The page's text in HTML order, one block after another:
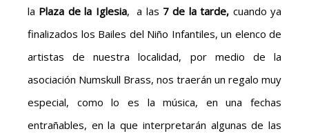
la Plaza de la Iglesia, a las 7 de la tarde, cuando ya
finalizados los Bailes del Niño Infantiles, un elenco de
artistas de nuestra localidad, por medio de la
asociación Numskull Brass, nos traerán un regalo muy
especial, como lo es la música, en una fechas
entrañables, en la que interpretarán algunas de las